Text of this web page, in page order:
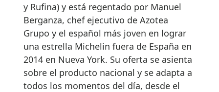
y Rufina) y está regentado por Manuel
Berganza, chef ejecutivo de Azotea
Grupo y el español más joven en lograr
una estrella Michelin fuera de España en
2014 en Nueva York. Su oferta se asienta
sobre el producto nacional y se adapta a
todos los momentos del día, desde el